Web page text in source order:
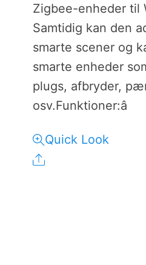
Zigbee-enheder
Samtidig kan den
smarte scener og
smarte enheder
plugs, afbryder,
osv.Funktioner:â
Quick Look
Share